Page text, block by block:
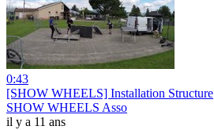
0:43
[SHOW WHEELS] Installation Structure
SHOW WHEELS Asso
il y a 11 ans